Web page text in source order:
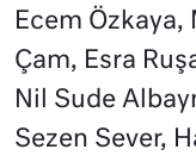
Ecem
Çam, Esra
Nil Sude
Sezen Sever,